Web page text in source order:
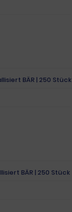
BÄR | 250 Stück
BÄR | 250 Stück